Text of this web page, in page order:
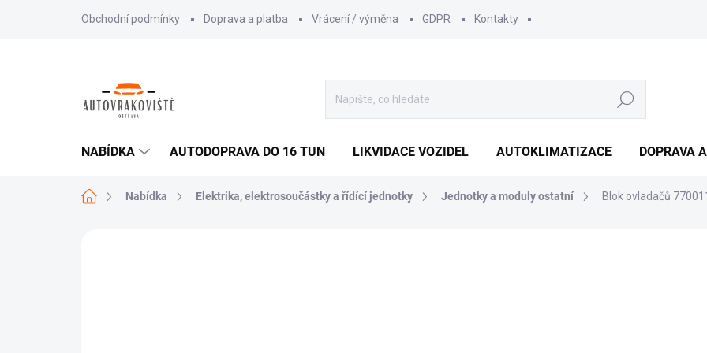
Obchodní podmínky Doprava a platba Vrácení / výměna GDPR Kontakty
Hledat
NABÍDKA AUTODOPRAVA DO 16 TUN LIKVIDACE VOZIDEL AUTOKLIMATIZACE DOPRAVA
Domů Nabídka Elektrika, elektrosoučástky a řídící jednotky Jednotky a moduly ostatní Blok ovladačů